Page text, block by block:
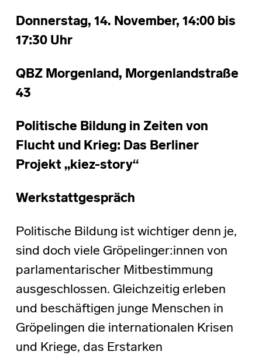
Donnerstag, 14. November, 14:00 bis
17:30 Uhr
QBZ Morgenland, Morgenlandstraße
43
Politische Bildung in Zeiten von
Flucht und Krieg: Das Berliner
Projekt „kiez-story“
Werkstattgespräch
Politische Bildung ist wichtiger denn je,
sind doch viele Gröpelinger:innen von
parlamentarischer Mitbestimmung
ausgeschlossen. Gleichzeitig erleben
und beschäftigen junge Menschen in
Gröpelingen die internationalen Krisen
und Kriege, das Erstarken